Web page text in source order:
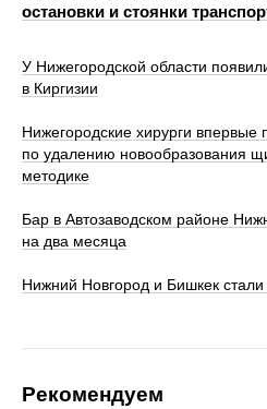
остановки и стоянки
У Нижегородской области
в Киргизии
Нижегородские хирурги
по удалению новообразования
методике
Бар в Автозаводском районе
на два месяца
Нижний Новгород и Бишкек
Рекомендуем